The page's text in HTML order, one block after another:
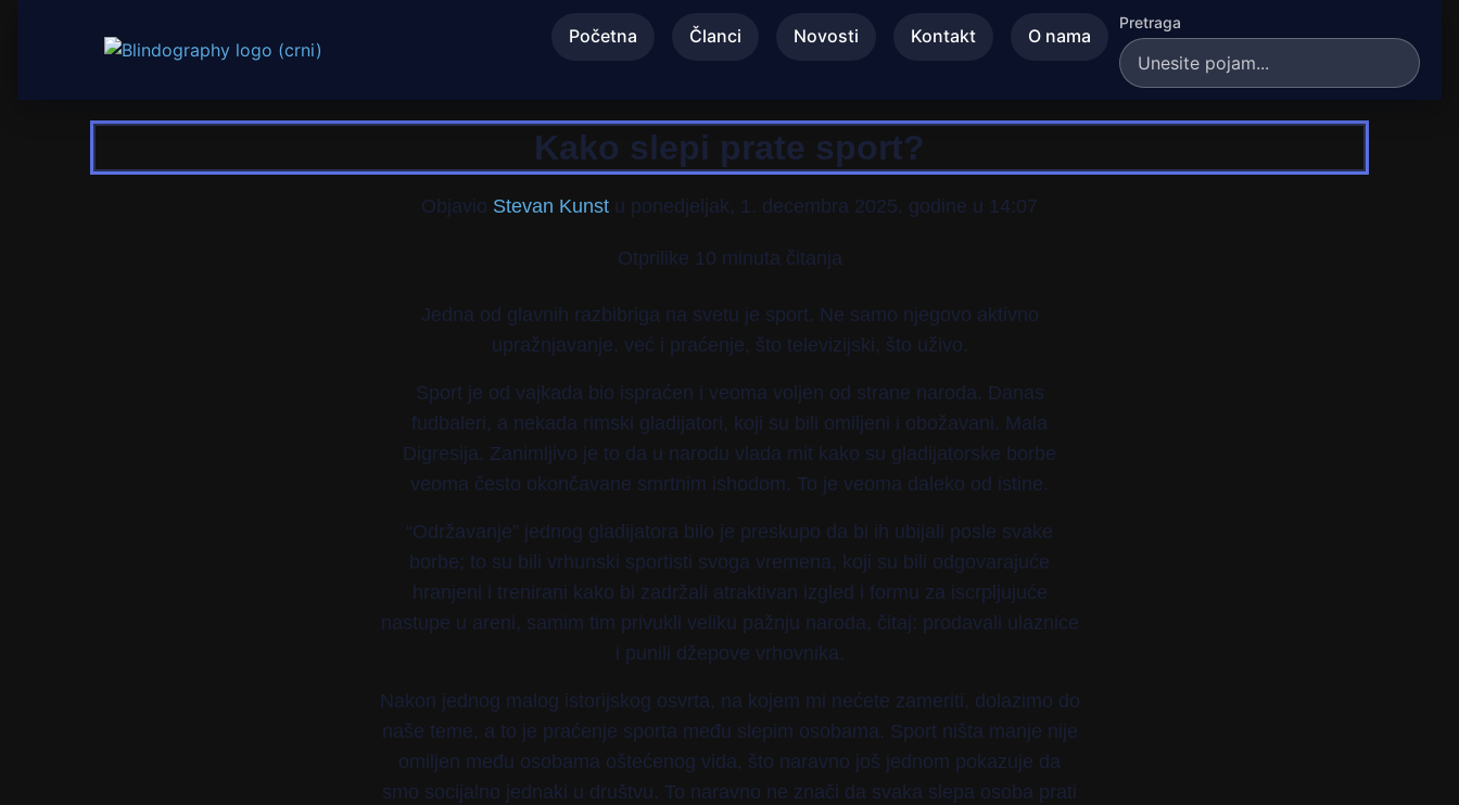
Početna Članci Novosti Kontakt O nama
Pretraga
Kako slepi prate sport?
Objavio Stevan Kunst u ponedjeljak, 1. decembra 2025. godine u 14:07
Otprilike 10 minuta čitanja
Jedna od glavnih razbibriga na svetu je sport. Ne samo njegovo aktivno
upražnjavanje, već i praćenje, što televizijski, što uživo.
Sport je od vajkada bio ispraćen i veoma voljen od strane naroda. Danas
fudbaleri, a nekada rimski gladijatori, koji su bili omiljeni i obožavani. Mala
Digresija. Zanimljivo je to da u narodu vlada mit kako su gladijatorske borbe
veoma često okončavane smrtnim ishodom. To je veoma daleko od istine.
“Održavanje” jednog gladijatora bilo je preskupo da bi ih ubijali posle svake
borbe; to su bili vrhunski sportisti svoga vremena, koji su bili odgovarajuće
hranjeni i trenirani kako bi zadržali atraktivan izgled i formu za iscrpljujuće
nastupe u areni, samim tim privukli veliku pažnju naroda, čitaj: prodavali ulaznice
i punili džepove vrhovnika.
Nakon jednog malog istorijskog osvrta, na kojem mi nećete zameriti, dolazimo do
naše teme, a to je praćenje sporta među slepim osobama. Sport ništa manje nije
omiljen među osobama oštećenog vida, što naravno još jednom pokazuje da
smo socijalno jednaki u društvu. To naravno ne znači da svaka slepa osoba prati